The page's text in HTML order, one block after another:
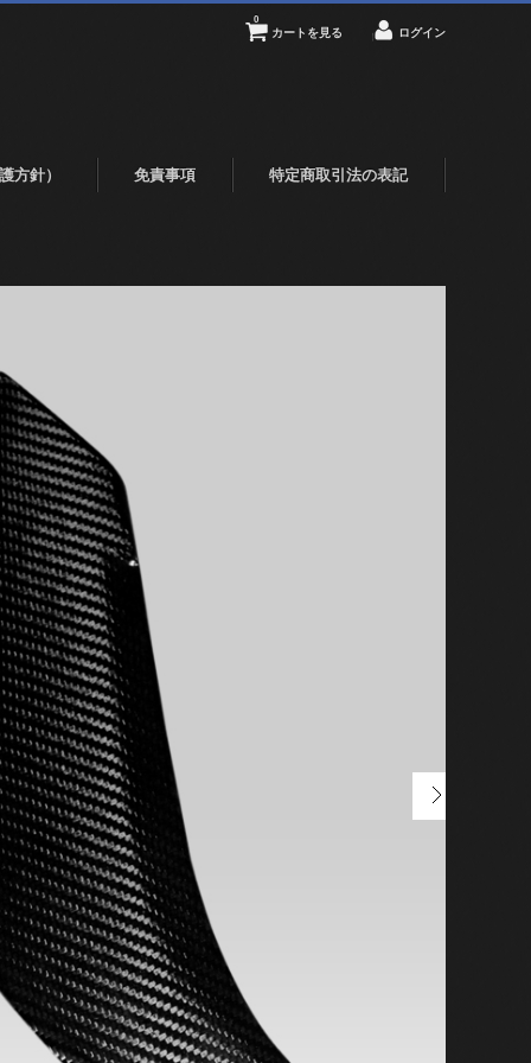
カートを見る
0
ログイン
方針） 免責事項 特定商取引法の表記